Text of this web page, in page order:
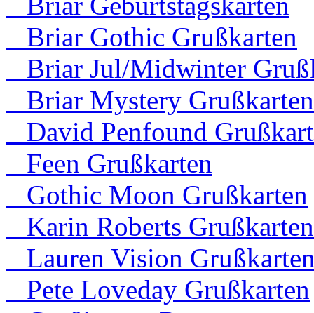
Briar Gothic Grußkarten
Briar Jul/Midwinter
Briar Mystery Grußkarten
David Penfound
Feen Grußkarten
Gothic Moon Grußkarten
Karin Roberts Grußkarten
Lauren Vision
Pete Loveday Grußkarten